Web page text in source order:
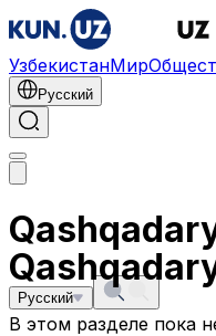
УзбекистанМир
Русский
Русский
В этом разделе пока